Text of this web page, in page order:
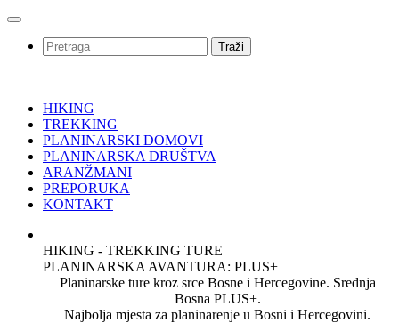
Traži
HIKING
TREKKING
PLANINARSKI DOMOVI
PLANINARSKA DRUŠTVA
ARANŽMANI
PREPORUKA
KONTAKT
HIKING - TREKKING TURE
PLANINARSKA AVANTURA: PLUS+
Planinarske ture kroz srce Bosne i Hercegovine. Srednja
Bosna PLUS+.
Najbolja mjesta za planinarenje u Bosni i Hercegovini.